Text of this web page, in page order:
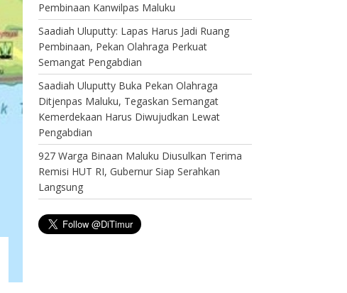
Pembinaan Kanwilpas Maluku
Saadiah Uluputty: Lapas Harus Jadi Ruang
Pembinaan, Pekan Olahraga Perkuat
Semangat Pengabdian
Saadiah Uluputty Buka Pekan Olahraga
Ditjenpas Maluku, Tegaskan Semangat
Kemerdekaan Harus Diwujudkan Lewat
Pengabdian
927 Warga Binaan Maluku Diusulkan Terima
Remisi HUT RI, Gubernur Siap Serahkan
Langsung